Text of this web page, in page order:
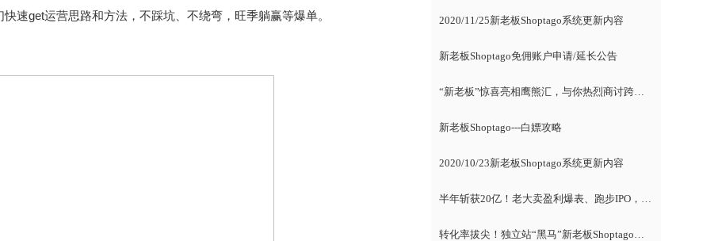
速get运营思路和方法，不踩坑、不绕弯，旺季躺赢等爆单。
2020/11/25新老板Shoptago系统更新内容
新老板Shoptago免佣账户申请/延长公告
“新老板”惊喜亮相鹰熊汇，与你热烈商讨跨境电商
新老板Shoptago---白嫖攻略
2020/10/23新老板Shoptago系统更新内容
半年斩获20亿！老大卖盈利爆表、跑步IPO，新卖家紧随风向标
转化率拔尖！独立站“黑马”新老板Shoptago腾空出世，各路大咖自述爆单经